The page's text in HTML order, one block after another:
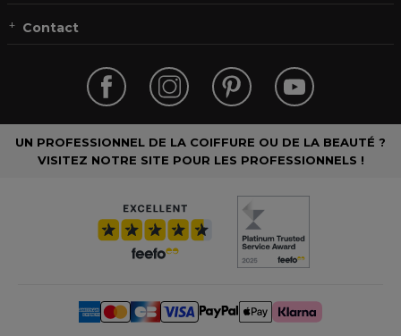
Contact
UN PROFESSIONNEL DE LA COIFFURE OU DE LA BEAUTÉ ?
VISITEZ NOTRE SITE POUR LES PROFESSIONNELS !